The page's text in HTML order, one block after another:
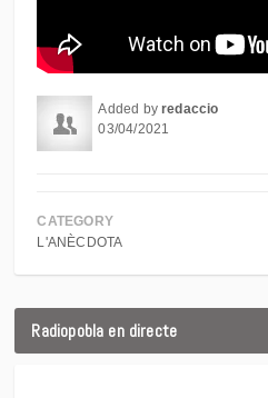
Added byredaccio
03/04/2021
CATEGORY
L'ANÈCDOTA
Radiopobla en directe